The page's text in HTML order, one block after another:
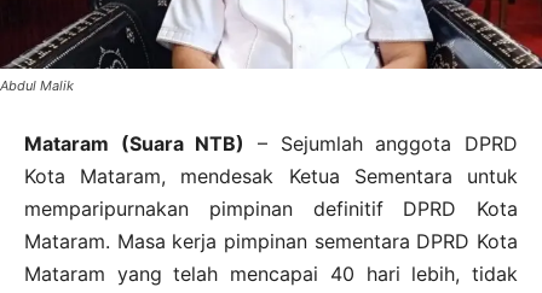
Abdul Malik
Mataram (Suara NTB)
– Sejumlah anggota DPRD
Kota Mataram, mendesak Ketua Sementara untuk
memparipurnakan pimpinan definitif DPRD Kota
Mataram. Masa kerja pimpinan sementara DPRD Kota
Mataram yang telah mencapai 40 hari lebih, tidak